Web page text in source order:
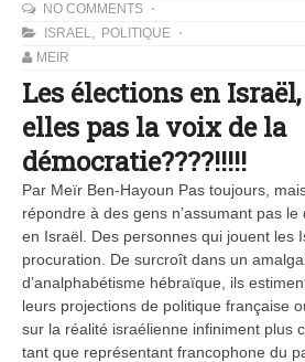
NO COMMENTS
ISRAEL, POLITIQUE
MEIR
Les élections en
elles pas la voix de la
démocratie????!!!!!
Par Meïr Ben-Hayoun Pas toujours,
répondre à des gens n’assumant pas
en Israël. Des personnes qui jouent les
procuration. De surcroît dans un
d’analphabétisme hébraïque, ils
leurs projections de politique française
sur la réalité israélienne infiniment plus
tant que représentant francophone du